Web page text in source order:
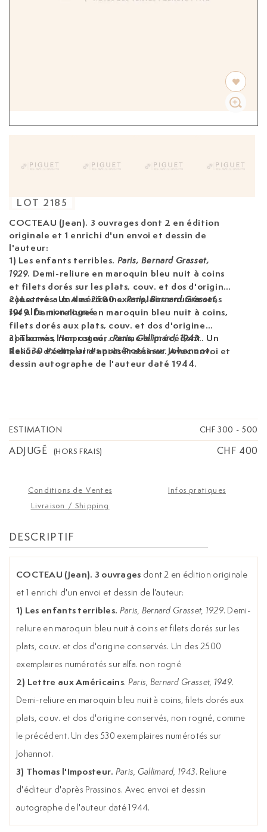
COCTEAU (Jean). 3 ouvrages dont 2 en édition
originale et 1 enrichi d'un envoi et dessin de
l'auteur:
1) Les enfants terribles. Paris, Bernard Grasset,
1929. Demi-reliure en maroquin bleu nuit à coins
et filets dorés sur les plats, couv. et dos d'origine
conservés. Un des 2500 exemplaires numérotés
sur alfa. non rogné
2) Lettre aux Américains.Paris, Bernard Grasset,
1949. Demi-reliure en maroquin bleu nuit à coins,
filets dorés aux plats, couv. et dos d'origine
conservés, non rogné, comme le précédent. Un
des 530 exemplaires numérotés sur Johannot.
3) Thomas l'Imposteur. Paris, Gallimard, 1943.
Reliure d'éditeur d'après Prassinos. Avec envoi et
dessin autographe de l'auteur daté 1944.
LOT 2185
ESTIMATION CHF 300 - 500
ADJUGÉ (HORS FRAIS) CHF 400
Conditions de Ventes
Infos pratiques
Livraison / Shipping
DESCRIPTIF
COCTEAU (Jean). 3 ouvrages dont 2 en édition originale
et 1 enrichi d'un envoi et dessin de l'auteur:
1) Les enfants terribles. Paris, Bernard Grasset, 1929. Demi-
reliure en maroquin bleu nuit à coins et filets dorés sur les
plats, couv. et dos d'origine conservés. Un des 2500
exemplaires numérotés sur alfa. non rogné
2) Lettre aux Américains. Paris, Bernard Grasset, 1949.
Demi-reliure en maroquin bleu nuit à coins, filets dorés aux
plats, couv. et dos d'origine conservés, non rogné, comme
le précédent. Un des 530 exemplaires numérotés sur
Johannot.
3) Thomas l'Imposteur. Paris, Gallimard, 1943. Reliure
d'éditeur d'après Prassinos. Avec envoi et dessin
autographe de l'auteur daté 1944.